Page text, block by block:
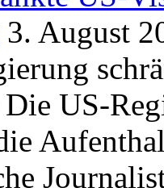
3. August
US-